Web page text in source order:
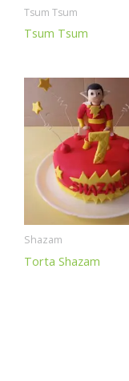
Tsum Tsum
Tsum Tsum
Shazam
Torta Shazam